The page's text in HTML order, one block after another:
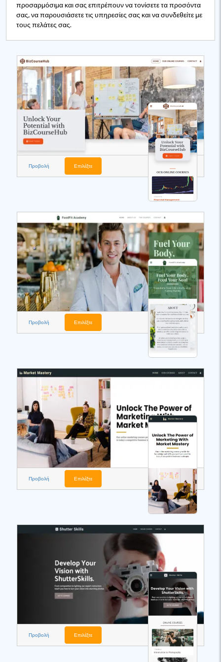
προσαρμόσιμα και σας επιτρέπουν να τονίσετε τα προσόντα
σας, να παρουσιάσετε τις υπηρεσίες σας και να συνδεθείτε με
τους πελάτες σας.
Προβολή Επιλέξτε
Προβολή Επιλέξτε
Προβολή Επιλέξτε
Προβολή Επιλέξτε